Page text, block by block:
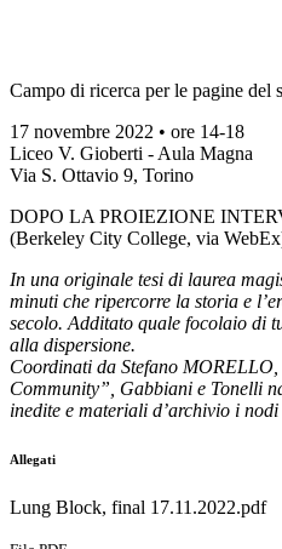
Campo di ricerca per le pagine del
17 novembre 2022 • ore 14-18
Liceo V. Gioberti - Aula Magna
Via S. Ottavio 9, Torino
DOPO LA PROIEZIONE
(Berkeley City College, via
In una originale tesi di laurea
minuti che ripercorre la storia e
secolo. Additato quale focolaio di
alla dispersione.
Coordinati da Stefano
Community”, Gabbiani e Tonelli
inedite e materiali d’archivio i
Allegati
Lung Block, final 17.11.2022.pdf